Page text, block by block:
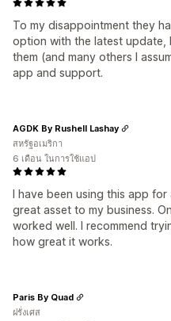
To my disappointment they
option with the latest
them (and many others I
app and support.
I have been using this app
great asset to my business.
worked well. I recommend
how great it works.
AGDK By Rushell Lashay
สหรัฐอเมริกา
6 เดือน ในการใช้แอป
Paris By Quad
ฝรั่งเศส